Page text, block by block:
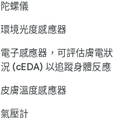
陀螺儀
環境光度感應器
電子感應器，可評估膚電狀
況 (cEDA) 以追蹤身體反應
皮膚溫度感應器
氣壓計